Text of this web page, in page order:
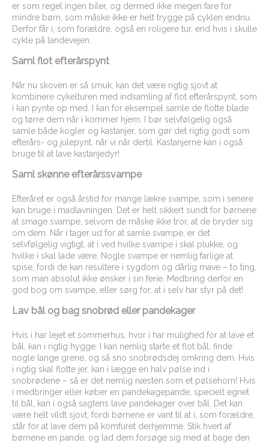
er som regel ingen biler, og dermed ikke megen fare for
mindre børn, som måske ikke er helt trygge på cyklen endnu.
Derfor får i, som forældre, også en roligere tur, end hvis i skulle
cykle på landevejen.
Saml flot efterårspynt
Når nu skoven er så smuk, kan det være rigtig sjovt at
kombinere cykelturen med indsamling af flot efterårspynt, som
i kan pynte op med. I kan for eksempel samle de flotte blade
og tørre dem når i kommer hjem. I bør selvfølgelig også
samle både kogler og kastanjer, som gør det rigtig godt som
efterårs- og julepynt, når vi når dertil. Kastanjerne kan i også
bruge til at lave kastanjedyr!
Saml skønne efterårssvampe
Efteråret er også årstid for mange lækre svampe, som i senere
kan bruge i madlavningen. Det er helt sikkert sundt for børnene
at smage svampe, selvom de måske ikke tror, at de bryder sig
om dem. Når i tager ud for at samle svampe, er det
selvfølgelig vigtigt, at i ved hvilke svampe i skal plukke, og
hvilke i skal lade være. Nogle svampe er nemlig farlige at
spise, fordi de kan resultere i sygdom og dårlig mave – to ting,
som man absolut ikke ønsker i sin ferie. Medbring derfor en
god bog om svampe, eller sørg for, at i selv har styr på det!
Lav bål og bag snobrød eller pandekager
Hvis i har lejet et sommerhus, hvor i har mulighed for at lave et
bål, kan i rigtig hygge. I kan nemlig starte et flot bål, finde
nogle lange grene, og så sno snobrødsdej omkring dem. Hvis
i rigtig skal flotte jer, kan i lægge en halv pølse ind i
snobrødene – så er det nemlig næsten som et pølsehorn! Hvis
i medbringer eller køber en pandekagepande, specielt egnet
til bål, kan i også sagtens lave pandekager over bål. Det kan
være helt vildt sjovt, fordi børnene er vant til at i, som forældre,
står for at lave dem på komfuret derhjemme. Stik hvert af
børnene en pande, og lad dem forsøge sig med at bage den